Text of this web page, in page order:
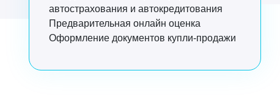
автострахования и автокредитования
Предварительная онлайн оценка
Оформление документов купли-продажи